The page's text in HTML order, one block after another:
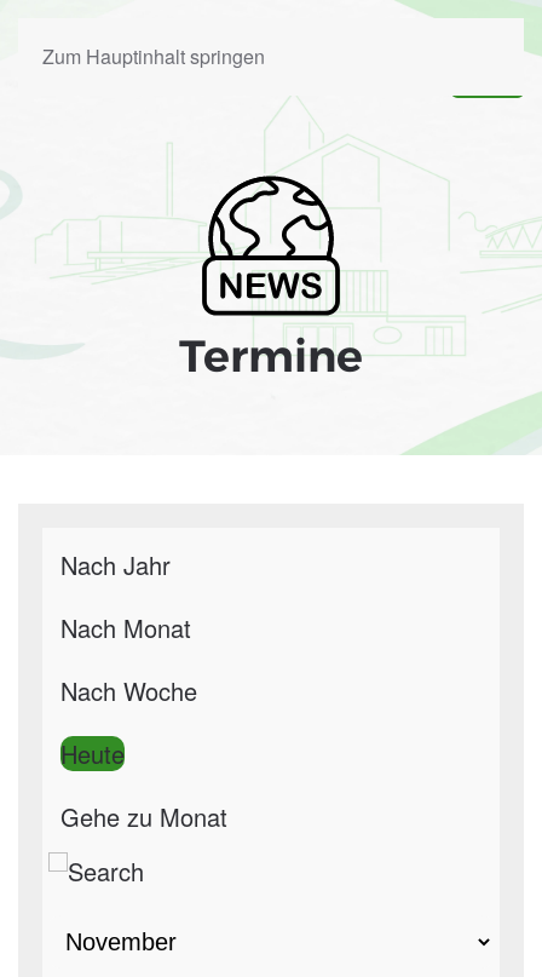
Zum Hauptinhalt springen
Termine
Nach Jahr
Nach Monat
Nach Woche
Heute
Gehe zu Monat